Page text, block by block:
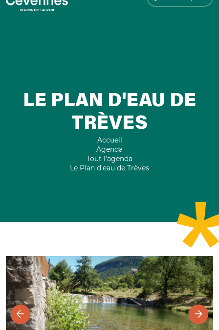
LE PLAN D'EAU DE
TRÈVES
Accueil
Agenda
Tout l'agenda
Le Plan d'eau de Trèves